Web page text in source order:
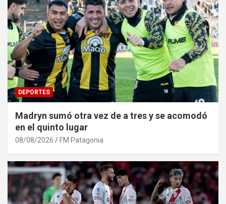
DEPORTES
Madryn sumó otra vez de a tres y se acomodó
en el quinto lugar
08/08/2026 FM Patagonia